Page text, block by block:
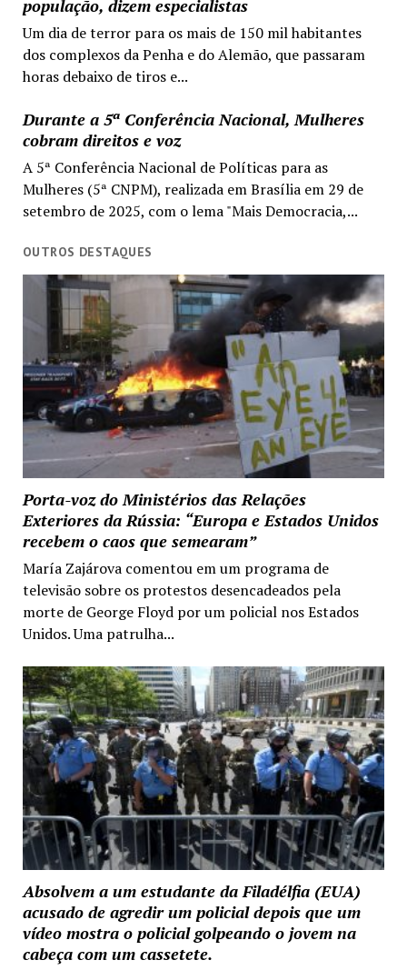
população, dizem especialistas
Um dia de terror para os mais de 150 mil habitantes
dos complexos da Penha e do Alemão, que passaram
horas debaixo de tiros e...
Durante a 5ª Conferência Nacional, Mulheres
cobram direitos e voz
A 5ª Conferência Nacional de Políticas para as
Mulheres (5ª CNPM), realizada em Brasília em 29 de
setembro de 2025, com o lema "Mais Democracia,...
OUTROS DESTAQUES
Porta-voz do Ministérios das Relações
Exteriores da Rússia: “Europa e Estados Unidos
recebem o caos que semearam”
María Zajárova comentou em um programa de
televisão sobre os protestos desencadeados pela
morte de George Floyd por um policial nos Estados
Unidos. Uma patrulha...
Absolvem a um estudante da Filadélfia (EUA)
acusado de agredir um policial depois que um
vídeo mostra o policial golpeando o jovem na
cabeça com um cassetete.